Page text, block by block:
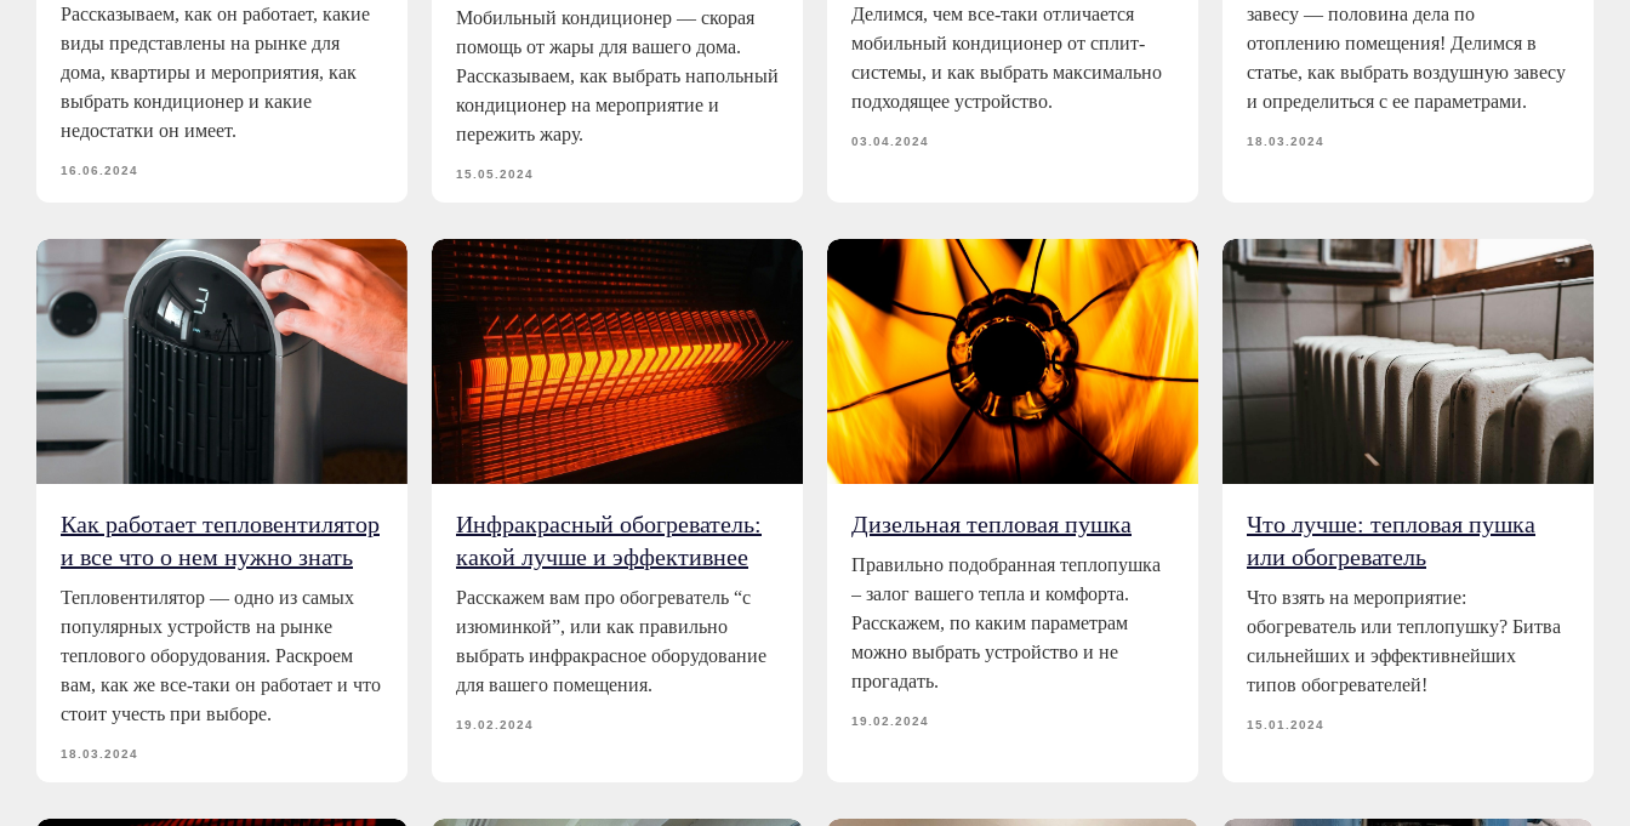
Рассказываем, как он работает, какие
виды представлены на рынке для
дома, квартиры и мероприятия, как
выбрать кондиционер и какие
недостатки он имеет.
16.06.2024
Мобильный кондиционер — скорая
помощь от жары для вашего дома.
Рассказываем, как выбрать напольный
кондиционер на мероприятие и
пережить жару.
15.05.2024
Делимся, чем все-таки отличается
мобильный кондиционер от сплит-
системы, и как выбрать максимально
подходящее устройство.
03.04.2024
завесу — половина дела по
отоплению помещения! Делимся в
статье, как выбрать воздушную завесу
и определиться с ее параметрами.
18.03.2024
Как работает тепловентилятор
и все что о нем нужно знать
Тепловентилятор — одно из самых
популярных устройств на рынке
теплового оборудования. Раскроем
вам, как же все-таки он работает и что
стоит учесть при выборе.
18.03.2024
Инфракрасный обогреватель:
какой лучше и эффективнее
Расскажем вам про обогреватель “с
изюминкой”, или как правильно
выбрать инфракрасное оборудование
для вашего помещения.
19.02.2024
Дизельная тепловая пушка
Правильно подобранная теплопушка
– залог вашего тепла и комфорта.
Расскажем, по каким параметрам
можно выбрать устройство и не
прогадать.
19.02.2024
Что лучше: тепловая пушка
или обогреватель
Что взять на мероприятие:
обогреватель или теплопушку? Битва
сильнейших и эффективнейших
типов обогревателей!
15.01.2024